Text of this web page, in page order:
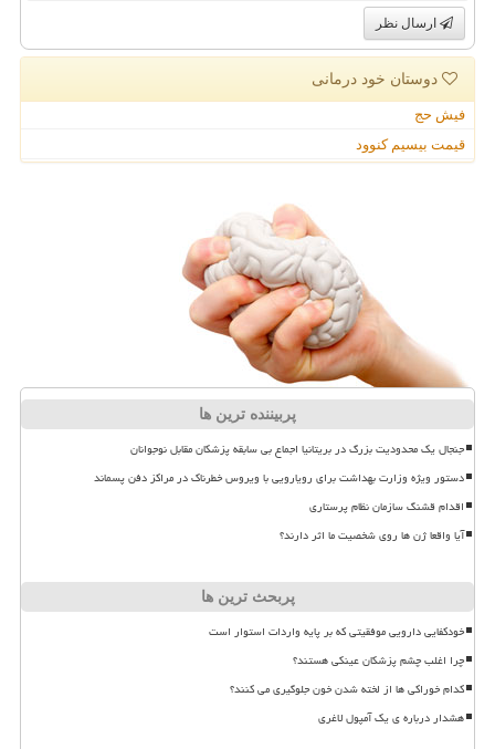
ارسال نظر
دوستان خود درمانی
فیش حج
قیمت بیسیم کنوود
پربیننده ترین ها
جنجال یک محدودیت بزرگ در بریتانیا اجماع بی سابقه پزشکان مقابل نوجوانان
دستور ویژه وزارت بهداشت برای رویارویی با ویروس خطرناک در مراکز دفن پسماند
اقدام قشنگ سازمان نظام پرستاری
آیا واقعا ژن ها روی شخصیت ما اثر دارند؟
پربحث ترین ها
خودکفایی دارویی موفقیتی که بر پایه واردات استوار است
چرا اغلب چشم پزشکان عینکی هستند؟
کدام خوراکی ها از لخته شدن خون جلوگیری می کنند؟
هشدار درباره ی یک آمپول لاغری